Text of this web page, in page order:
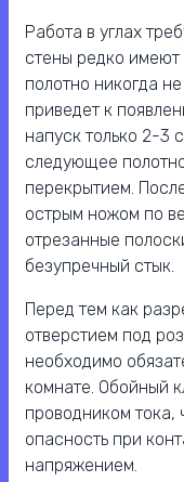
Работа в углах
стены редко
полотно никогда
приведет к
напуск только 2-3
следующее
перекрытием.
острым ножом по
отрезанные
безупречный стык.
Перед тем как
отверстием под
необходимо
комнате. Обойный
проводником тока,
опасность при
напряжением.